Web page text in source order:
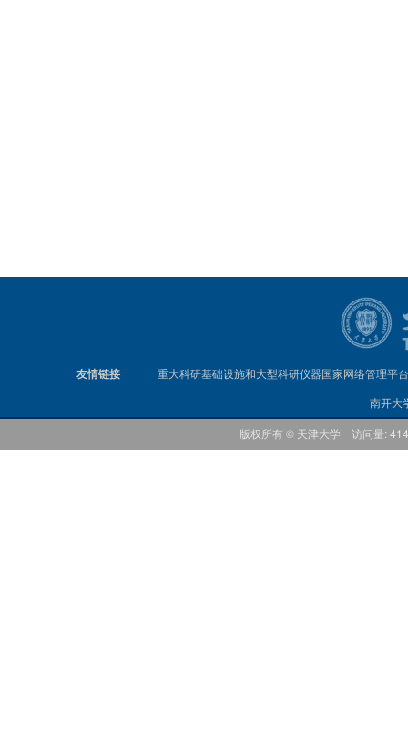
友情链接
重大科研基础设施和大型科研仪器国家网络管理平台
南开大
版权所有 © 天津大学 访问量: